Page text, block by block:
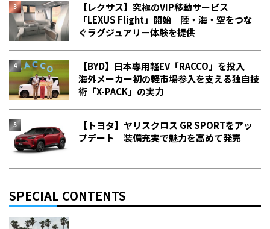
【レクサス】究極のVIP移動サービス
「LEXUS Flight」開始 陸・海・空をつな
ぐラグジュアリー体験を提供
【BYD】日本専用軽EV「RACCO」を投入
海外メーカー初の軽市場参入を支える独自技
術「X-PACK」の実力
【トヨタ】ヤリスクロス GR SPORTをアッ
プデート 装備充実で魅力を高めて発売
SPECIAL CONTENTS